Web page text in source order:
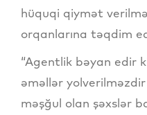
hüquqi qiymət
orqanlarına təqdim
“Agentlik bəyan edir
əməllər
məşğul olan şəxslər